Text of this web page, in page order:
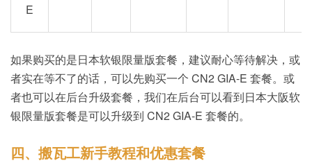
E
如果购买的是日本软银限量版套餐，建议耐心等待解决，或
者实在等不了的话，可以先购买一个 CN2 GIA-E 套餐。或
者也可以在后台升级套餐，我们在后台可以看到日本大阪软
银限量版套餐是可以升级到 CN2 GIA-E 套餐的。
四、搬瓦工新手教程和优惠套餐